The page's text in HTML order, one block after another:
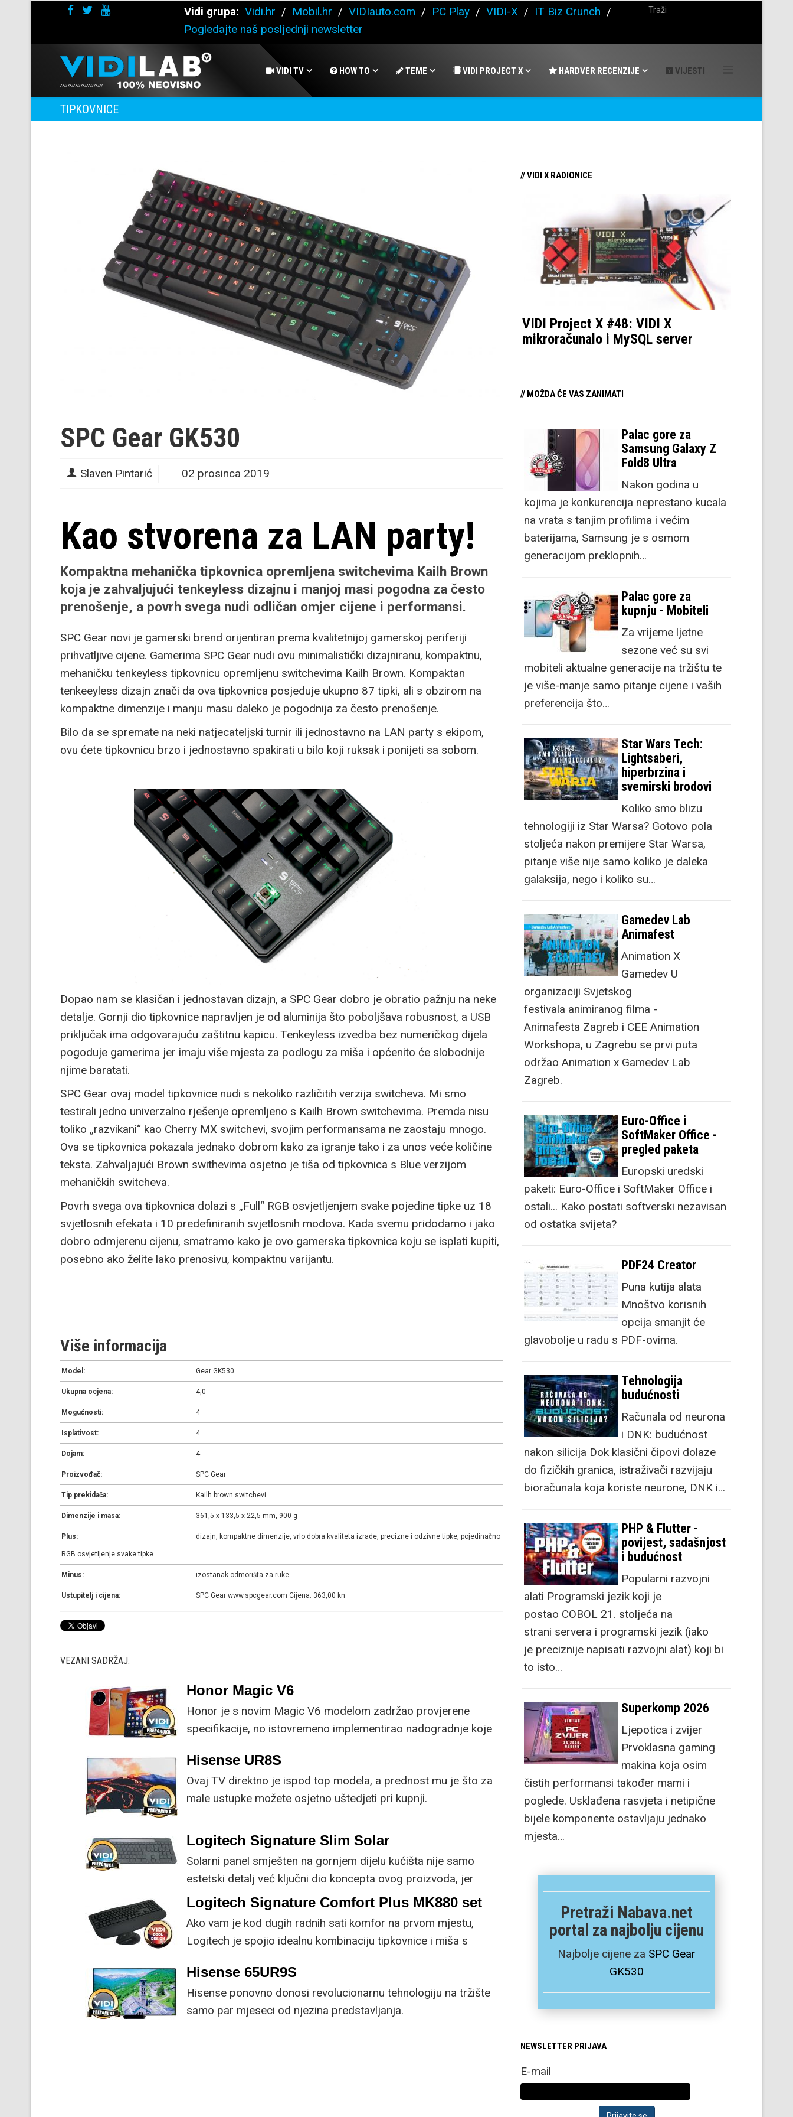
Vidi grupa: Vidi.hr / Mobil.hr / VIDIauto.com / PC Play / VIDI-X / IT Biz Crunch /
Pogledajte naš posljednji newsletter
VIDI TV HOW TO TEME VIDI PROJECT X HARDVER RECENZIJE VIJESTI
TIPKOVNICE
SPC Gear GK530
Slaven Pintarić 02 prosinca 2019
Kao stvorena za LAN party!
Kompaktna mehanička tipkovnica opremljena switchevima Kailh Brown
koja je zahvaljujući tenkeyless dizajnu i manjoj masi pogodna za često
prenošenje, a povrh svega nudi odličan omjer cijene i performansi.
SPC Gear novi je gamerski brend orijentiran prema kvalitetnijoj gamerskoj periferiji
prihvatljive cijene. Gamerima SPC Gear nudi ovu minimalistički dizajniranu, kompaktnu,
mehaničku tenkeyless tipkovnicu opremljenu switchevima Kailh Brown. Kompaktan
tenkeeyless dizajn znači da ova tipkovnica posjeduje ukupno 87 tipki, ali s obzirom na
kompaktne dimenzije i manju masu daleko je pogodnija za često prenošenje.
Bilo da se spremate na neki natjecateljski turnir ili jednostavno na LAN party s ekipom,
ovu ćete tipkovnicu brzo i jednostavno spakirati u bilo koji ruksak i ponijeti sa sobom.
Dopao nam se klasičan i jednostavan dizajn, a SPC Gear dobro je obratio pažnju na neke
detalje. Gornji dio tipkovnice napravljen je od aluminija što poboljšava robusnost, a USB
priključak ima odgovarajuću zaštitnu kapicu. Tenkeyless izvedba bez numeričkog dijela
pogoduje gamerima jer imaju više mjesta za podlogu za miša i općenito će slobodnije
njime baratati.
SPC Gear ovaj model tipkovnice nudi s nekoliko različitih verzija switcheva. Mi smo
testirali jedno univerzalno rješenje opremljeno s Kailh Brown switchevima. Premda nisu
toliko „razvikani“ kao Cherry MX switchevi, svojim performansama ne zaostaju mnogo.
Ova se tipkovnica pokazala jednako dobrom kako za igranje tako i za unos veće količine
teksta. Zahvaljajući Brown swithevima osjetno je tiša od tipkovnica s Blue verzijom
mehaničkih switcheva.
Povrh svega ova tipkovnica dolazi s „Full“ RGB osvjetljenjem svake pojedine tipke uz 18
svjetlosnih efekata i 10 predefiniranih svjetlosnih modova. Kada svemu pridodamo i jako
dobro odmjerenu cijenu, smatramo kako je ovo gamerska tipkovnica koju se isplati kupiti,
posebno ako želite lako prenosivu, kompaktnu varijantu.
Više informacija
Model: Gear GK530
Ukupna ocjena: 4,0
Mogućnosti: 4
Isplativost: 4
Dojam: 4
Proizvođač: SPC Gear
Tip prekidača: Kailh brown switchevi
Dimenzije i masa: 361,5 x 133,5 x 22,5 mm, 900 g
Plus: dizajn, kompaktne dimenzije, vrlo dobra kvaliteta izrade, precizne i odzivne tipke, pojedinačno
RGB osvjetljenje svake tipke
Minus: izostanak odmorišta za ruke
Ustupitelj i cijena: SPC Gear www.spcgear.com Cijena: 363,00 kn
VEZANI SADRŽAJ:
Honor Magic V6
Honor je s novim Magic V6 modelom zadržao provjerene
specifikacije, no istovremeno implementirao nadogradnje koje
Hisense UR8S
Ovaj TV direktno je ispod top modela, a prednost mu je što za
male ustupke možete osjetno uštedjeti pri kupnji.
Logitech Signature Slim Solar
Solarni panel smješten na gornjem dijelu kućišta nije samo
estetski detalj već ključni dio koncepta ovog proizvoda, jer
koristi energiju prirodnog ili umjetnog svjetla za rad.
Logitech Signature Comfort Plus MK880 set
Ako vam je kod dugih radnih sati komfor na prvom mjestu,
Logitech je spojio idealnu kombinaciju tipkovnice i miša s
Hisense 65UR9S
Hisense ponovno donosi revolucionarnu tehnologiju na tržište
samo par mjeseci od njezina predstavljanja.
// VIDI X RADIONICE
VIDI Project X #48: VIDI X
mikroračunalo i MySQL server
// MOŽDA ĆE VAS ZANIMATI
Palac gore za
Samsung Galaxy Z
Fold8 Ultra
Nakon godina u
kojima je konkurencija neprestano kucala
na vrata s tanjim profilima i većim
baterijama, Samsung je s osmom
generacijom preklopnih…
Palac gore za
kupnju - Mobiteli
Za vrijeme ljetne
sezone već su svi
mobiteli aktualne generacije na tržištu te
je više-manje samo pitanje cijene i vaših
preferencija što…
Star Wars Tech:
Lightsaberi,
hiperbrzina i
svemirski brodovi
Koliko smo blizu
tehnologiji iz Star Warsa? Gotovo pola
stoljeća nakon premijere Star Warsa,
pitanje više nije samo koliko je daleka
galaksija, nego i koliko su…
Gamedev Lab
Animafest
Animation X
Gamedev U
organizaciji Svjetskog
festivala animiranog filma -
Animafesta Zagreb i CEE Animation
Workshopa, u Zagrebu se prvi puta
održao Animation x Gamedev Lab
Zagreb.
Euro-Office i
SoftMaker Office -
pregled paketa
Europski uredski
paketi: Euro-Office i SoftMaker Office i
ostali... Kako postati softverski nezavisan
od ostatka svijeta?
PDF24 Creator
Puna kutija alata
Mnoštvo korisnih
opcija smanjit će
glavobolje u radu s PDF-ovima.
Tehnologija
budućnosti
Računala od neurona
i DNK: budućnost
nakon silicija Dok klasični čipovi dolaze
do fizičkih granica, istraživači razvijaju
bioračunala koja koriste neurone, DNK i…
PHP & Flutter -
povijest, sadašnjost
i budućnost
Popularni razvojni
alati Programski jezik koji je
postao COBOL 21. stoljeća na
strani servera i programski jezik (iako
je preciznije napisati razvojni alat) koji bi
to isto…
Superkomp 2026
Ljepotica i zvijer
Prvoklasna gaming
makina koja osim
čistih performansi također mami i
poglede. Usklađena rasvjeta i netipične
bijele komponente ostavljaju jednako
mjesta…
Pretraži Nabava.net
portal za najbolju cijenu
Najbolje cijene za SPC Gear
GK530
NEWSLETTER PRIJAVA
E-mail